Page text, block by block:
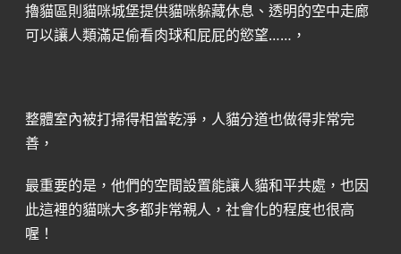
擼貓區則貓咪城堡提供貓咪躲藏休息、透明的空中走廊
可以讓人類滿足偷看肉球和屁屁的慾望……，
整體室內被打掃得相當乾淨，人貓分道也做得非常完
善，
最重要的是，他們的空間設置能讓人貓和平共處，也因
此這裡的貓咪大多都非常親人，社會化的程度也很高
喔！